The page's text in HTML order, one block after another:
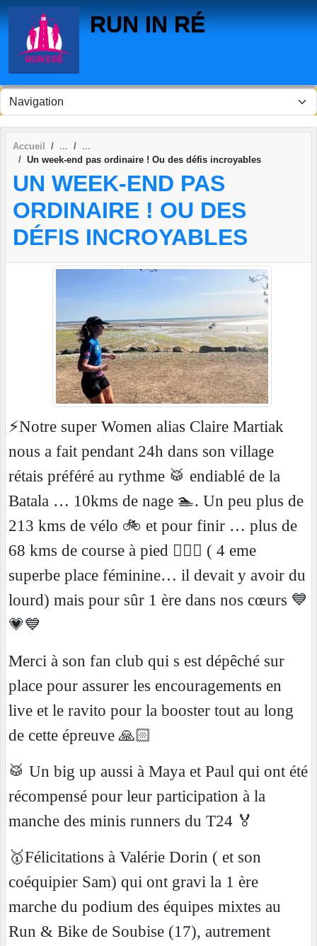
RUN IN RÉ
Accueil
Un week-end pas ordinaire ! Ou des défis incroyables
UN WEEK-END PAS
ORDINAIRE ! OU DES
DÉFIS INCROYABLES
⚡️Notre super Women alias Claire Martiak
nous a fait pendant 24h dans son village
rétais préféré au rythme 🥁 endiablé de la
Batala … 10kms de nage 🏊. Un peu plus de
213 kms de vélo 🚲 et pour finir … plus de
68 kms de course à pied 🏃🏼‍♀️ ( 4 eme
superbe place féminine… il devait y avoir du
lourd) mais pour sûr 1 ère dans nos cœurs 💙
💗💙
Merci à son fan club qui s est dépêché sur
place pour assurer les encouragements en
live et le ravito pour la booster tout au long
de cette épreuve 🙏🏻
🥁 Un big up aussi à Maya et Paul qui ont été
récompensé pour leur participation à la
manche des minis runners du T24 🏅
🥇Félicitations à Valérie Dorin ( et son
coéquipier Sam) qui ont gravi la 1 ère
marche du podium des équipes mixtes au
Run & Bike de Soubise (17), autrement
Panneau de gestion des cookies